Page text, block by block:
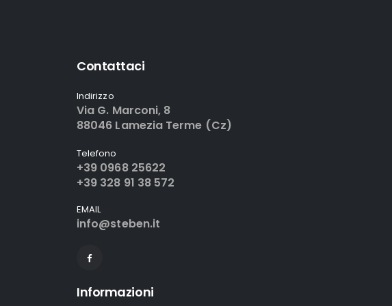
Contattaci
Indirizzo
Via G. Marconi, 8
88046 Lamezia Terme (Cz)
Telefono
+39 0968 25622
+39 328 91 38 572
EMAIL
info@steben.it
Informazioni